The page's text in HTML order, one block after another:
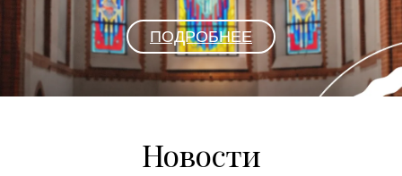
ПОДРОБНЕЕ
Новости